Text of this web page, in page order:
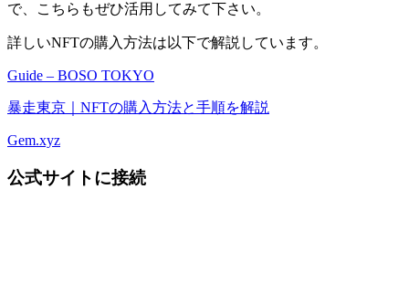
で、こちらもぜひ活用してみて下さい。
詳しいNFTの購入方法は以下で解説しています。
Guide – BOSO TOKYO
暴走東京｜NFTの購入方法と手順を解説
Gem.xyz
公式サイトに接続